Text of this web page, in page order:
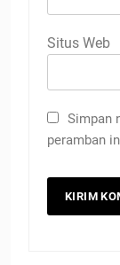
Situs Web
Simpan
peramban